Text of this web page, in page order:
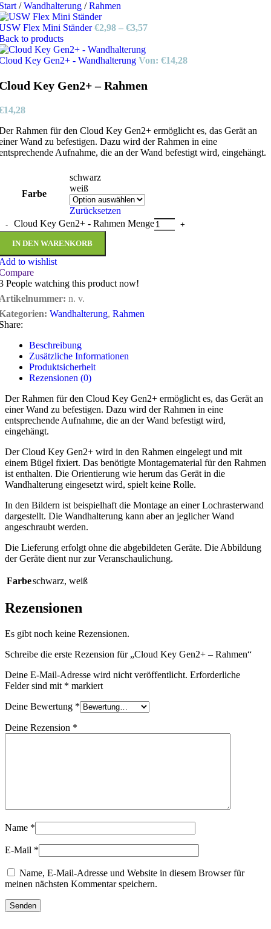
/ Wandhalterung / Rahmen
Flex Mini Ständer€2,98 – €3,57
to products
Key Gen2+ - Wandhalterung Von: €14,28
Key Gen2+ – Rahmen
14,28
Rahmen für den Cloud Key Gen2+ ermöglicht es, das Gerät an
Wand zu befestigen. Dazu wird der Rahmen in eine
Aufnahme, die an der Wand befestigt wird, eingehängt.
Farbe
schwarz
weiß
Zurücksetzen
Cloud Key Gen2+ - Rahmen Menge
IN DEN WARENKORB
to wishlist
People watching this product now!
n. v.
Wandhalterung, Rahmen
Beschreibung
Zusätzliche Informationen
Produktsicherheit
Rezensionen (0)
Der Rahmen für den Cloud Key Gen2+ ermöglicht es, das Gerät an
einer Wand zu befestigen. Dazu wird der Rahmen in eine
entsprechende Aufnahme, die an der Wand befestigt wird,
eingehängt.
Der Cloud Key Gen2+ wird in den Rahmen eingelegt und mit
einem Bügel fixiert. Das benötigte Montagematerial für den Rahmen
ist enthalten. Die Orientierung wie herum das Gerät in die
Wandhalterung eingesetzt wird, spielt keine Rolle.
In den Bildern ist beispielhaft die Montage an einer Lochrasterwand
dargestellt. Die Wandhalterung kann aber an jeglicher Wand
angeschraubt werden.
Die Lieferung erfolgt ohne die abgebildeten Geräte. Die Abbildung
der Geräte dient nur zur Veranschaulichung.
Farbeschwarz, weiß
Rezensionen
Es gibt noch keine Rezensionen.
Schreibe die erste Rezension für „Cloud Key Gen2+ – Rahmen“
Deine E-Mail-Adresse wird nicht veröffentlicht. Erforderliche
Felder sind mit * markiert
Deine Bewertung *
Deine Rezension *
Name *
E-Mail *
Name, E-Mail-Adresse und Website in diesem Browser für
meinen nächsten Kommentar speichern.